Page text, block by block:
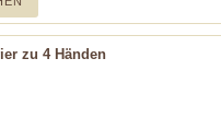
zu 4 Händen